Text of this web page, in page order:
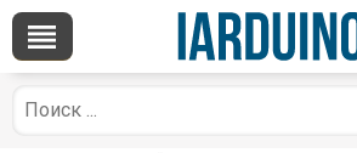
По вопросам приобретения